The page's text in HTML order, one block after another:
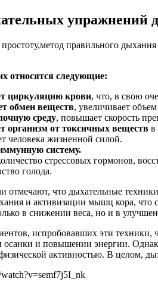
упражнений
правильного
относятся следующие:
циркуляцию крови, что, в свою
обмен веществ, увеличивает
среду, повышает скорость
организм от токсичных веществ в
человека жизненной силой.
систему.
стрессовых гормонов,
голода.
отмечают, что дыхательные
и активизации мышц кора, что
в снижении веса, но и в
испробовавших эти техники,
и повышении энергии.
активностью. В целом,